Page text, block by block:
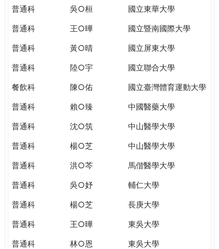
TOMORROW
YOU
THE
PATH
GLOBAL
普通科
吳○桓
國立東華大學
普通科
王○曄
國立暨南國際大學
普通科
黃○晴
國立屏東大學
普通科
陸○宇
國立聯合大學
餐飲科
陳○佑
國立臺灣體育運動大學
普通科
賴○臻
中國醫藥大學
普通科
沈○筑
中山醫學大學
普通科
楊○芝
中山醫學大學
普通科
洪○芩
馬偕醫學大學
普通科
吳○妤
輔仁大學
普通科
楊○芝
長庚大學
普通科
王○曄
東吳大學
普通科
林○恩
東吳大學